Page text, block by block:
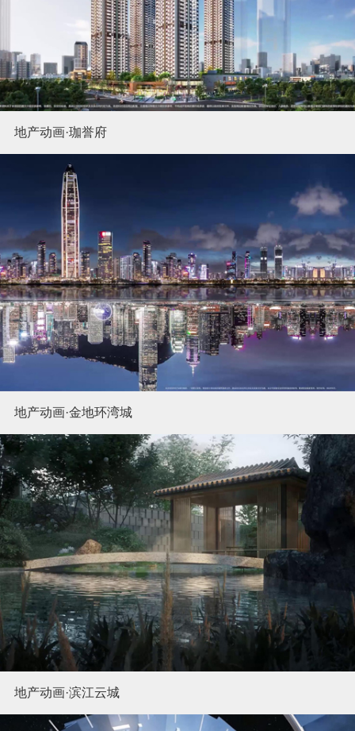
地产动画·珈誉府
地产动画·金地环湾城
地产动画·滨江云城